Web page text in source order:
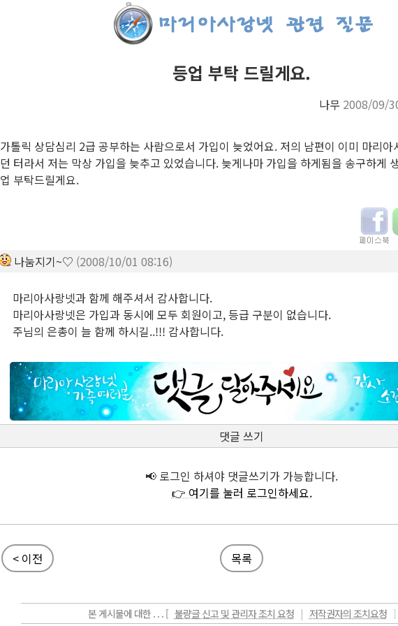
등업 부탁 드릴게요.
나무 2008/09/
가톨릭 상담심리 2급 공부하는 사람으로서 가입이 늦었어요. 저의 남편이 이미 마리아
던 터라서 저는 막상 가입을 늦추고 있었습니다. 늦게나마 가입을 하게됨을 송구하게
업 부탁드릴게요.
나눔지기~♡ (2008/10/01 08:16)
마리아사랑넷과 함께 해주셔서 감사합니다.
마리아사랑넷은 가입과 동시에 모두 회원이고, 등급 구분이 없습니다.
주님의 은총이 늘 함께 하시길..!!! 감사합니다.
댓글 쓰기
📢 로그인 하셔야 댓글쓰기가 가능합니다.
👉 여기를 눌러 로그인하세요.
< 이전 목록
본 게시물에 대한 . . . [ 불량글 신고 및 관리자 조치 요청 | 저작권자의 조치요청 ]